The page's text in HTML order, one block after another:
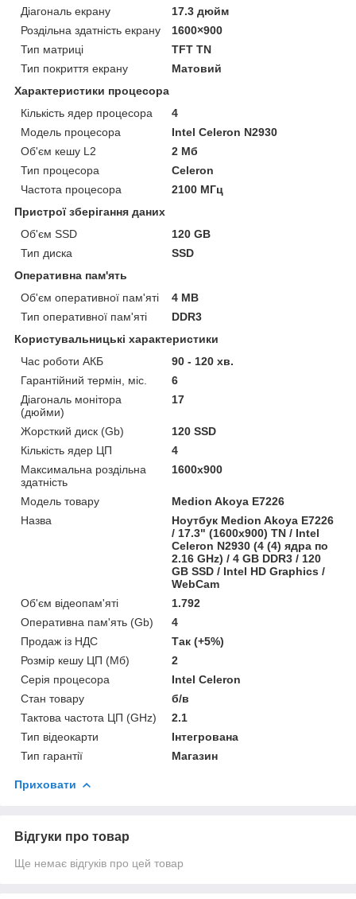
Діагональ екрану
17.3 дюйм
Роздільна здатність екрану
1600×900
Тип матриці
TFT TN
Тип покриття екрану
Матовий
Характеристики процесора
Кількість ядер процесора
4
Модель процесора
Intel Celeron N2930
Об'єм кешу L2
2 Мб
Тип процесора
Celeron
Частота процесора
2100 МГц
Пристрої зберігання даних
Об'єм SSD
120 GB
Тип диска
SSD
Оперативна пам'ять
Об'єм оперативної пам'яті
4 MB
Тип оперативної пам'яті
DDR3
Користувальницькі характеристики
Час роботи АКБ
90 - 120 хв.
Гарантійний термін, міс.
6
Діагональ монітора
(дюйми)
17
Жорсткий диск (Gb)
120 SSD
Кількість ядер ЦП
4
Максимальна роздільна
здатність
1600x900
Модель товару
Medion Akoya E7226
Назва
Ноутбук Medion Akoya E7226
/ 17.3" (1600x900) TN / Intel
Celeron N2930 (4 (4) ядра по
2.16 GHz) / 4 GB DDR3 / 120
GB SSD / Intel HD Graphics /
WebCam
Об'єм відеопам'яті
1.792
Оперативна пам'ять (Gb)
4
Продаж із НДС
Так (+5%)
Розмір кешу ЦП (Мб)
2
Серія процесора
Intel Celeron
Стан товару
б/в
Тактова частота ЦП (GHz)
2.1
Тип відеокарти
Інтегрована
Тип гарантії
Магазин
Приховати
Відгуки про товар
Ще немає відгуків про цей товар